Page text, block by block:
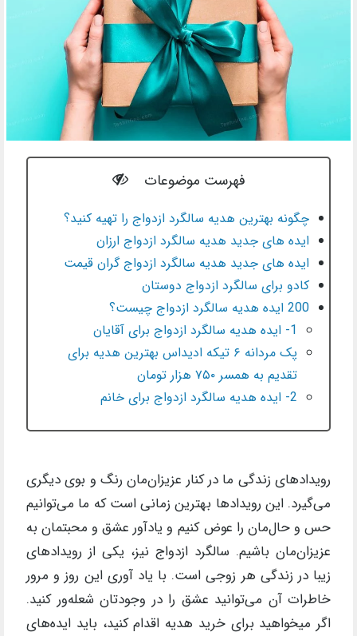
فهرست موضوعات
چگونه بهترین هدیه سالگرد ازدواج را تهیه کنید؟
ایده های جدید هدیه سالگرد ازدواج ارزان
ایده های جدید هدیه سالگرد ازدواج گران قیمت
کادو برای سالگرد ازدواج دوستان
200 ایده هدیه سالگرد ازدواج چیست؟
1- ایده هدیه سالگرد ازدواج برای آقایان
پک مردانه ۶ تیکه ادیداس بهترین هدیه برای
تقدیم به همسر ۷۵۰ هزار تومان
2- ایده هدیه سالگرد ازدواج برای خانم
رویدادهای زندگی ما در کنار عزیزان‌مان رنگ و بوی دیگری
می‌گیرد. این رویدادها بهترین زمانی است که ما می‌توانیم
حس و حال‌مان را عوض کنیم و یادآور عشق و محبتمان به
عزیزان‌مان باشیم. سالگرد ازدواج نیز، یکی از رویدادهای
زیبا در زندگی هر زوجی است. با یاد آوری این روز و مرور
خاطرات آن می‌توانید عشق را در وجودتان شعله‌ور کنید.
اگر میخواهید برای خرید هدیه اقدام کنید، باید ایده‌های